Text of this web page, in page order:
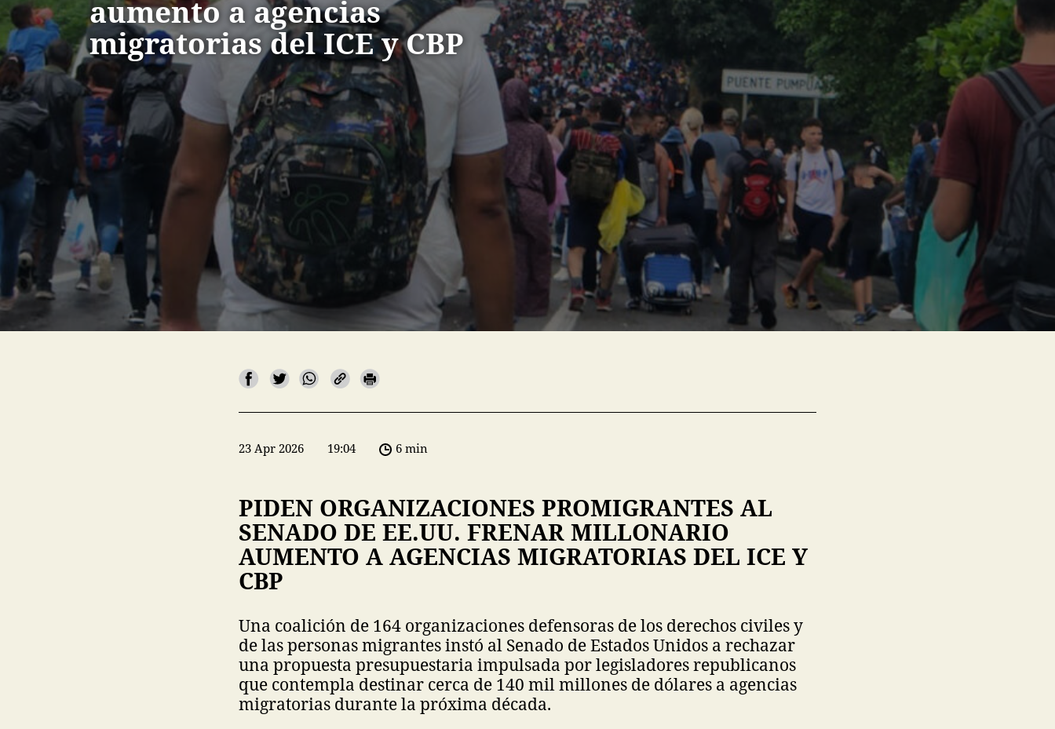
aumento a agencias
migratorias del ICE y CBP
23 Apr 2026 19:04 6 min
PIDEN ORGANIZACIONES PROMIGRANTES AL
SENADO DE EE.UU. FRENAR MILLONARIO
AUMENTO A AGENCIAS MIGRATORIAS DEL ICE Y
CBP
Una coalición de 164 organizaciones defensoras de los derechos civiles y
de las personas migrantes instó al Senado de Estados Unidos a rechazar
una propuesta presupuestaria impulsada por legisladores republicanos
que contempla destinar cerca de 140 mil millones de dólares a agencias
migratorias durante la próxima década.